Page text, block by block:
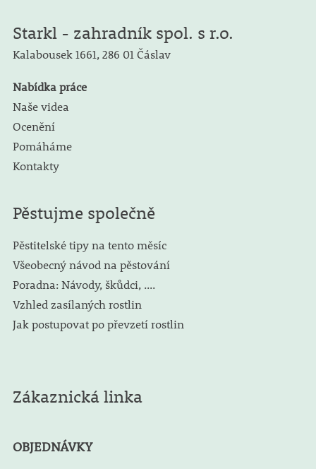
Starkl - zahradník spol. s r.o.
Kalabousek 1661, 286 01 Čáslav
Nabídka práce
Naše videa
Ocenění
Pomáháme
Kontakty
Pěstujme společně
Pěstitelské tipy na tento měsíc
Všeobecný návod na pěstování
Poradna: Návody, škůdci, ....
Vzhled zasílaných rostlin
Jak postupovat po převzetí rostlin
Zákaznická linka
OBJEDNÁVKY